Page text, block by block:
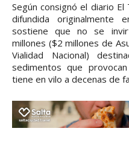
Según consignó el diario
difundida originalmente
sostiene que no se
millones ($2 millones de
Vialidad Nacional)
sedimentos que
tiene en vilo a decenas de